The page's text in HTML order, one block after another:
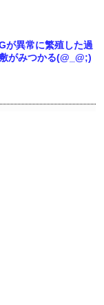
が異常に繁殖した過
がみつかる(@_@;)